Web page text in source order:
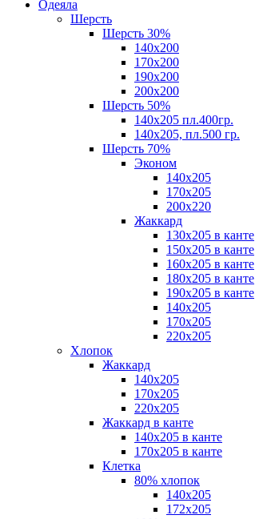
Одеяла
Шерсть
Шерсть 30%
140х200
170х200
190х200
200х200
Шерсть 50%
140х205 пл.400гр.
140х205, пл.500 гр.
Шерсть 70%
Эконом
140х205
170х205
200х220
Жаккард
130х205 в канте
150х205 в канте
160х205 в канте
180х205 в канте
190х205 в канте
140х205
170х205
220х205
Хлопок
Жаккард
140x205
170х205
220х205
Жаккард в канте
140х205 в канте
170х205 в канте
Клетка
80% хлопок
140x205
172х205